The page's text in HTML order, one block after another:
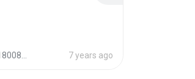
7 years ago